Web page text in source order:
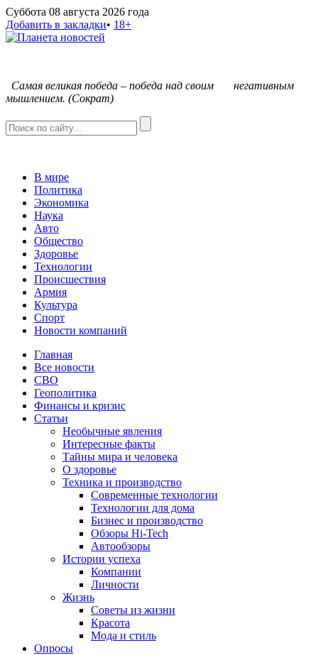
Суббота 08 августа 2026 года
Добавить в закладки• 18+
Самая великая победа – победа над своим негативным
мышлением. (Сократ)
В мире
Политика
Экономика
Наука
Авто
Общество
Здоровье
Технологии
Происшествия
Армия
Культура
Спорт
Новости компаний
Главная
Все новости
СВО
Геополитика
Финансы и кризис
Статьи
Необычные явления
Интересные факты
Тайны мира и человека
О здоровье
Техника и производство
Современные технологии
Технологии для дома
Бизнес и производство
Обзоры Hi-Tech
Автообзоры
Истории успеха
Компании
Личности
Жизнь
Советы из жизни
Красота
Мода и стиль
Опросы